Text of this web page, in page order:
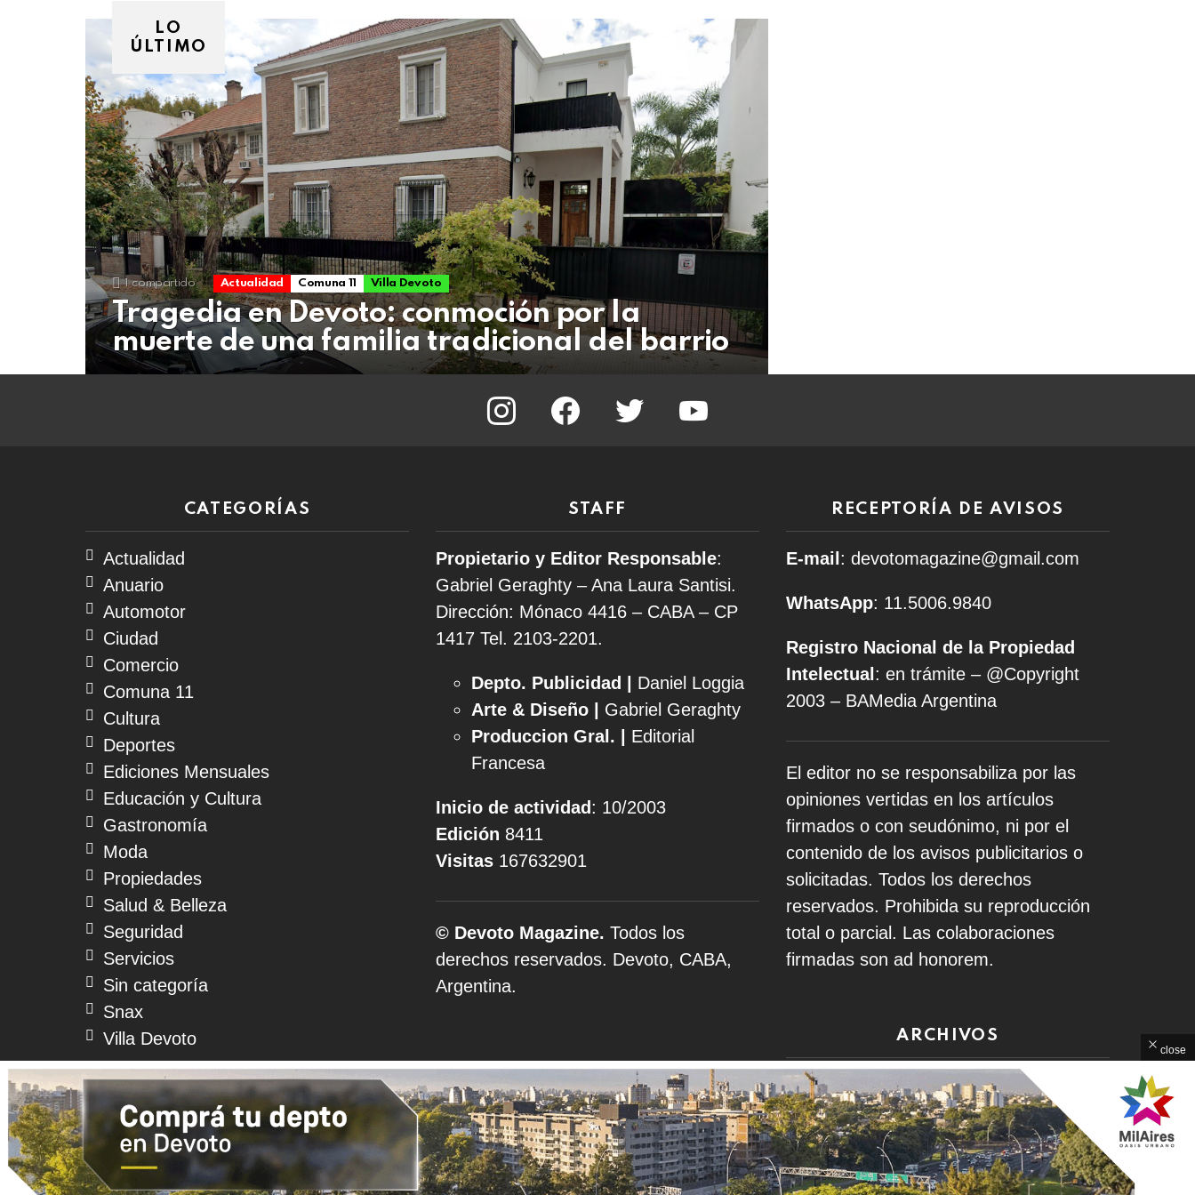
LO
ÚLTIMO
1 compartido Actualidad Comuna 11 Villa Devoto
Tragedia en Devoto: conmoción por la
muerte de una familia tradicional del barrio
instagram facebook twitter
CATEGORÍAS
Actualidad
Anuario
Automotor
Ciudad
Comercio
Comuna 11
Cultura
Deportes
Ediciones Mensuales
Educación y Cultura
Gastronomía
Moda
Propiedades
Salud & Belleza
Seguridad
Servicios
Sin categoría
Snax
Villa Devoto
STAFF
Propietario y Editor Responsable:
Gabriel Geraghty – Ana Laura Santisi.
Dirección: Mónaco 4416 – CABA – CP
1417 Tel. 2103-2201.
Depto. Publicidad |
Daniel Loggia
Arte & Diseño | Gabriel Geraghty
Produccion Gral. |
Editorial
Francesa
Inicio de actividad : 10/2003
Edición 8411
Visitas 167632901
© Devoto Magazine. Todos los
derechos reservados. Devoto, CABA,
Argentina.
RECEPTORÍA DE AVISOS
E-mail : devotomagazine@gmail.com
WhatsApp: 11.5006.9840
Registro Nacional de la Propiedad
Intelectual : en trámite – @Copyright
2003 – BAMedia Argentina
El editor no se responsabiliza por las
opiniones vertidas en los artículos
firmados o con seudónimo, ni por el
contenido de los avisos publicitarios o
solicitadas. Todos los derechos
reservados. Prohibida su reproducción
total o parcial. Las colaboraciones
firmadas son ad honorem.
ARCHIVOS
Archivos
© 2026 Devoto Magazine Home Contacto Política de Privacidad
agosto
2026
close